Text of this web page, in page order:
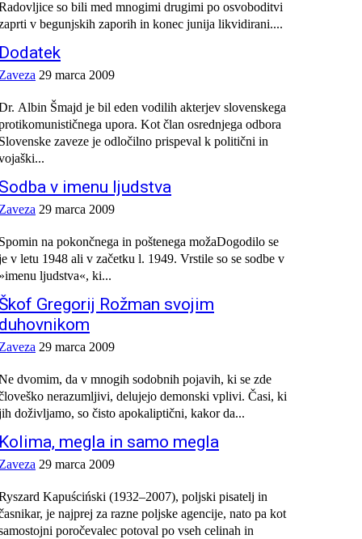
so bili med mnogimi drugimi po osvoboditvi
v begunjskih zaporih in konec junija likvidirani....
29 marca 2009
Albin Šmajd je bil eden vodilih akterjev slovenskega
upora. Kot član osrednjega odbora
zaveze je odločilno prispeval k politični in
v imenu ljudstva
29 marca 2009
na pokončnega in poštenega možaDogodilo se
v letu 1948 ali v začetku l. 1949. Vrstile so se sodbe v
ljudstva«, ki...
Gregorij Rožman svojim
29 marca 2009
dvomim, da v mnogih sodobnih pojavih, ki se zde
nerazumljivi, delujejo demonski vplivi. Časi, ki
doživljamo, so čisto apokaliptični, kakor da...
megla in samo megla
29 marca 2009
Kapuściński (1932–2007), poljski pisatelj in
je najprej za razne poljske agencije, nato pa kot
poročevalec potoval po vseh celinah in